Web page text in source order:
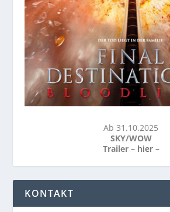
Ab 31.10.2025
SKY/WOW
Trailer – hier –
KONTAKT